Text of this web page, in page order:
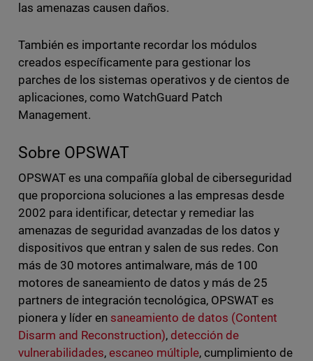
las amenazas causen daños.
También es importante recordar los módulos
creados específicamente para gestionar los
parches de los sistemas operativos y de cientos de
aplicaciones, como WatchGuard Patch
Management.
Sobre OPSWAT
OPSWAT es una compañía global de ciberseguridad
que proporciona soluciones a las empresas desde
2002 para identificar, detectar y remediar las
amenazas de seguridad avanzadas de los datos y
dispositivos que entran y salen de sus redes. Con
más de 30 motores antimalware, más de 100
motores de saneamiento de datos y más de 25
partners de integración tecnológica, OPSWAT es
pionera y líder en saneamiento de datos (Content
Disarm and Reconstruction), detección de
vulnerabilidades, escaneo múltiple, cumplimiento de